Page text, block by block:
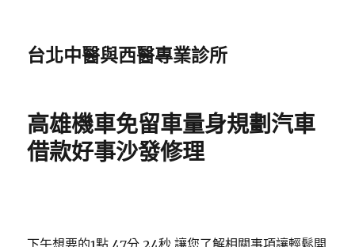
台北中醫與西醫專業診所
高雄機車免留車量身規劃汽車
借款好事沙發修理
下午想要的1點 47分 24秒 讓您了解相關事項讓輕鬆開